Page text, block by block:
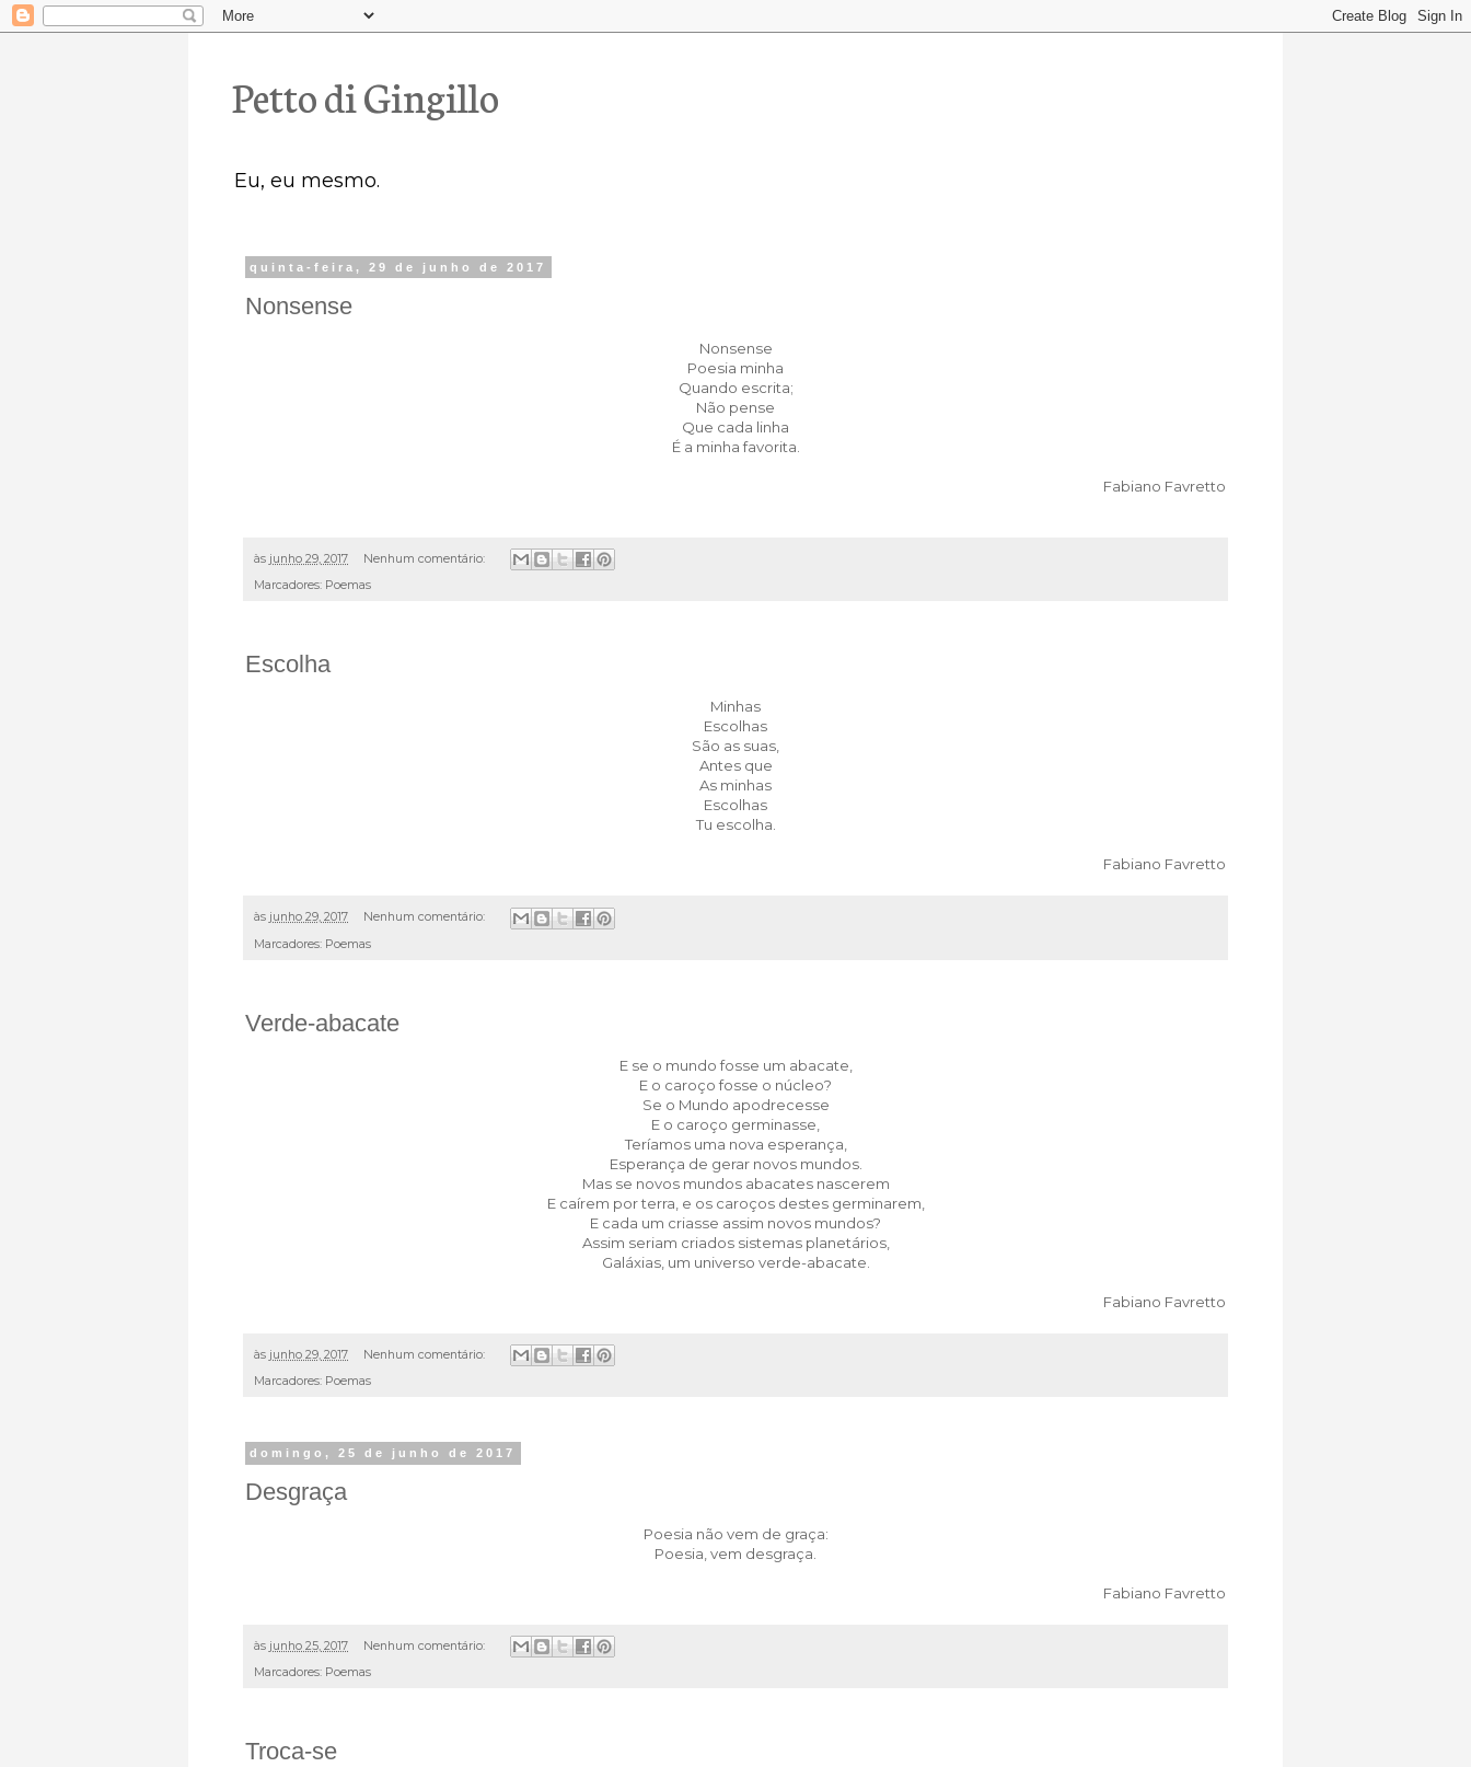
Petto di Gingillo
Eu, eu mesmo.
quinta-feira, 29 de junho de 2017
Nonsense
Nonsense
Poesia minha
Quando escrita;
Não pense
Que cada linha
É a minha favorita.
Fabiano Favretto
às junho 29, 2017
Nenhum comentário:
Marcadores: Poemas
Escolha
Minhas
Escolhas
São as suas,
Antes que
As minhas
Escolhas
Tu escolha.
Fabiano Favretto
às junho 29, 2017
Nenhum comentário:
Marcadores: Poemas
Verde-abacate
E se o mundo fosse um abacate,
E o caroço fosse o núcleo?
Se o Mundo apodrecesse
E o caroço germinasse,
Teríamos uma nova esperança,
Esperança de gerar novos mundos.
Mas se novos mundos abacates nascerem
E caírem por terra, e os caroços destes germinarem,
E cada um criasse assim novos mundos?
Assim seriam criados sistemas planetários,
Galáxias, um universo verde-abacate.
Fabiano Favretto
às junho 29, 2017
Nenhum comentário:
Marcadores: Poemas
domingo, 25 de junho de 2017
Desgraça
Poesia não vem de graça:
Poesia, vem desgraça.
Fabiano Favretto
às junho 25, 2017
Nenhum comentário:
Marcadores: Poemas
Troca-se